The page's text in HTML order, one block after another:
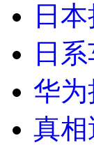
日
日
华为
真